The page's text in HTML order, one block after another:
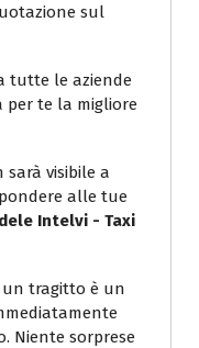
sul
tutte le aziende
per te la migliore
visibile a
alle tue
Intelvi - Taxi
un tragitto è un
Niente sorprese